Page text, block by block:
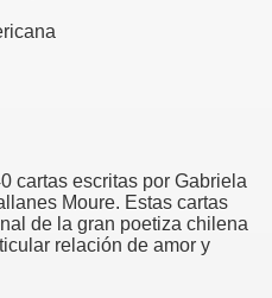
cartas escritas por Gabriela
Moure. Estas cartas
de la gran poetiza chilena
relación de amor y